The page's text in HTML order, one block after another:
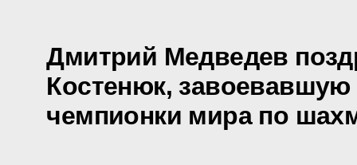
Дмитрий Медведев
Костенюк, завоевавшую
чемпионки мира по